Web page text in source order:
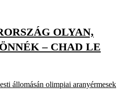
OLYAN,
– CHAD LE
állomásán olimpiai aranyérmesek